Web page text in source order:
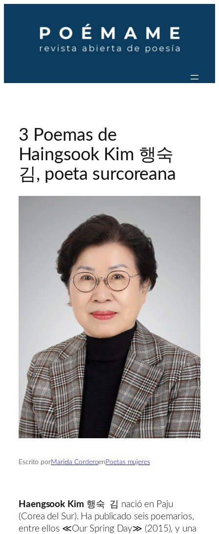
contenido
3 Poemas de
Haingsook Kim 행숙
김, poeta surcoreana
Escrito porMariela Corderoen Poetas mujeres
Haengsook Kim 행숙 김 nació en Paju
(Corea del Sur). Ha publicado seis poemarios,
entre ellos ≪Our Spring Day≫ (2015), y una